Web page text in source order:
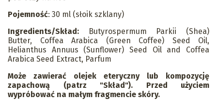
Pojemność: 30 ml (słoik szklany)
Ingredients/Skład:
Butyrospermum Parkii (Shea)
Butter, Coffea Arabica (Green Coffee) Seed Oil,
Helianthus Annuus (Sunflower) Seed Oil and Coffea
Arabica Seed Extract, Parfum
Może zawierać olejek eteryczny lub kompozycję
zapachową (patrz "Skład"). Przed użyciem
wypróbować na małym fragmencie skóry.